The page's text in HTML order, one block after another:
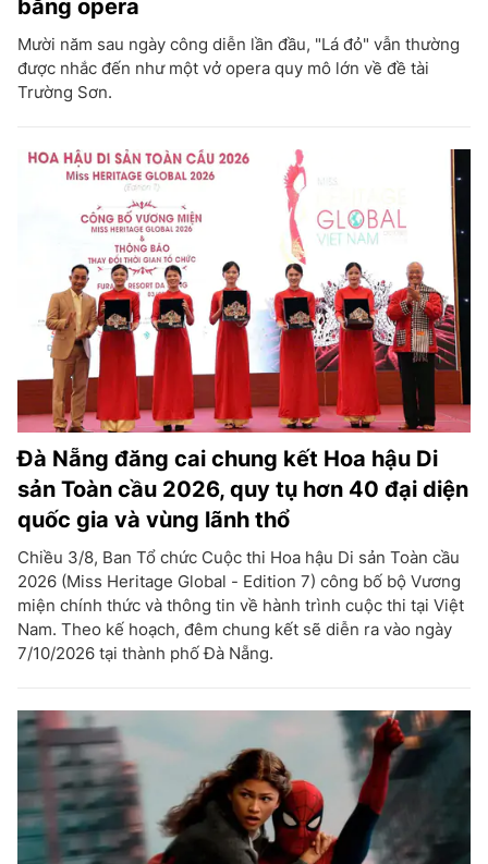
bằng opera
Mười năm sau ngày công diễn lần đầu, "Lá đỏ" vẫn thường
được nhắc đến như một vở opera quy mô lớn về đề tài
Trường Sơn.
Đà Nẵng đăng cai chung kết Hoa hậu Di
sản Toàn cầu 2026, quy tụ hơn 40 đại diện
quốc gia và vùng lãnh thổ
Chiều 3/8, Ban Tổ chức Cuộc thi Hoa hậu Di sản Toàn cầu
2026 (Miss Heritage Global - Edition 7) công bố bộ Vương
miện chính thức và thông tin về hành trình cuộc thi tại Việt
Nam. Theo kế hoạch, đêm chung kết sẽ diễn ra vào ngày
7/10/2026 tại thành phố Đà Nẵng.